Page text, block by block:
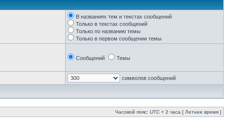
В названиях тем и текстах сообщений
Только в текстах сообщений
Только по названию темы
Только в первом сообщении темы
Сообщений Темы
символов сообщений
Часовой пояс: UTC + 2 часа [ Летнее время ]